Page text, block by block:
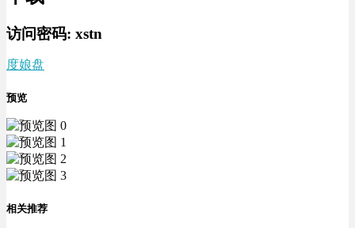
访问密码: xstn
度娘盘
预览
相关推荐